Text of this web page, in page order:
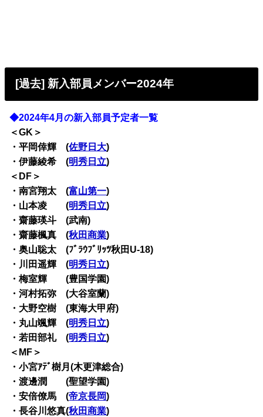
[過去] 新入部員メンバー2024年
◆2024年4月の新入部員予定者一覧
＜GK＞
・平岡倖輝 (佐野日大)
・伊藤綾希 (明秀日立)
＜DF＞
・南宮翔太 (富山第一)
・山本凌 (明秀日立)
・齋藤瑛斗 (武南)
・齋藤楓真 (秋田商業)
・奥山聡太 (ﾌﾞﾗｳﾌﾞﾘｯﾂ秋田U-18)
・川田遥輝 (明秀日立)
・梅室輝 (豊国学園)
・河村拓弥 (大谷室蘭)
・大野空樹 (東海大甲府)
・丸山颯輝 (明秀日立)
・若田部礼 (明秀日立)
＜MF＞
・小宮ｱﾃﾞ樹月(木更津総合)
・渡邊潤 (聖望学園)
・安倍僚馬 (帝京長岡)
・長谷川悠真(秋田商業)